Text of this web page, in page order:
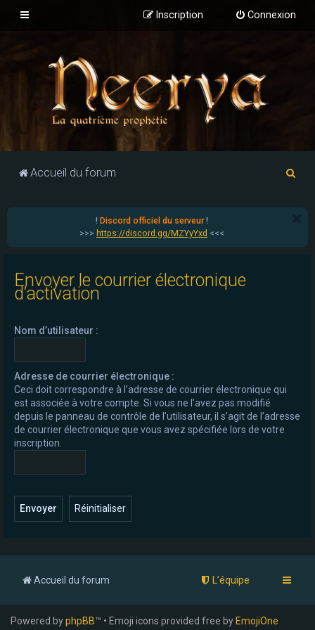
Connexion
Inscription
Accueil du forum
! Discord officiel du serveur!
>>> https://discord.gg/MZYyYxd <<<
Envoyer le courrier électronique
d’activation
Nom d’utilisateur :
Adresse de courrier électronique :
Ceci doit correspondre à l’adresse de courrier électronique qui
est associée à votre compte. Si vous ne l’avez pas modifié
depuis le panneau de contrôle de l’utilisateur, il s’agit de l’adresse
de courrier électronique que vous avez spécifiée lors de votre
inscription.
Accueil du forum L’équipe
Powered byphpBB™ • Emoji icons provided free by EmojiOne